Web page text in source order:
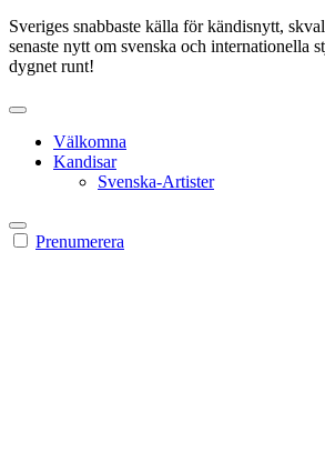
Sveriges snabbaste källa för kändisnytt,
senaste nytt om svenska och internationella
dygnet runt!
Välkomna
Kandisar
Svenska-Artister
Prenumerera